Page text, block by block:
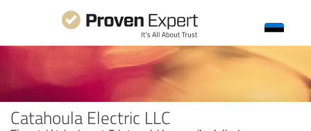
Catahoula Electric LLC